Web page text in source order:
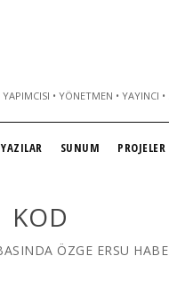
• YÖNETMEN • YAYINCI
YAZILAR SUNUM PROJELER
KOD
ÖZGE ERSU